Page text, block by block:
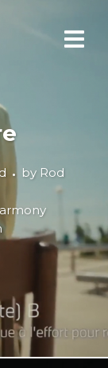
by Rod